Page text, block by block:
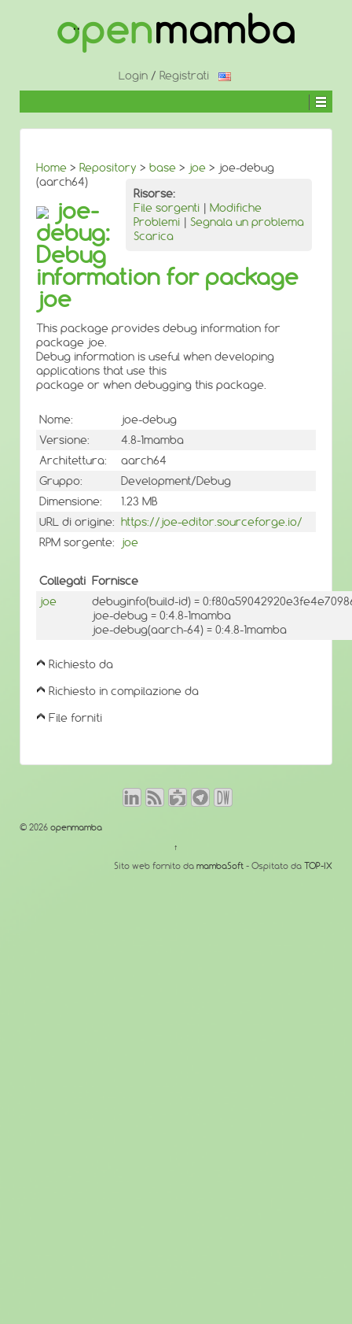
CONTENUTO
Login / Registrati
Home > Repository > base > joe > joe-debug
(aarch64)
Risorse:
File sorgenti | Modifiche
Problemi | Segnala un problema
Scarica
joe-
debug:
Debug
information for package
joe
This package provides debug information for
package joe.
Debug information is useful when developing
applications that use this
package or when debugging this package.
Nome:
joe-debug
Versione:
4.8-1mamba
Architettura:
aarch64
Gruppo:
Development/Debug
Dimensione:
1.23 MB
URL di origine: https://joe-editor.sourceforge.io/
RPM sorgente:
joe
Collegati Fornisce
joe
debuginfo(build-id) =
joe-debug = 0:4.8-1mamba
joe-debug(aarch-64) = 0:4.8-1mamba
Richiesto da
Richiesto in compilazione da
File forniti
© 2026 openmamba
↑
Sito web fornito da mambaSoft - Ospitato da TOP-IX